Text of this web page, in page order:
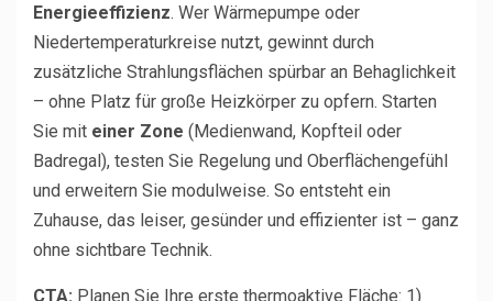
Energieeffizienz. Wer Wärmepumpe oder
Niedertemperaturkreise nutzt, gewinnt durch
zusätzliche Strahlungsflächen spürbar an Behaglichkeit
– ohne Platz für große Heizkörper zu opfern. Starten
Sie mit einer Zone (Medienwand, Kopfteil oder
Badregal), testen Sie Regelung und Oberflächengefühl
und erweitern Sie modulweise. So entsteht ein
Zuhause, das leiser, gesünder und effizienter ist – ganz
ohne sichtbare Technik.
CTA: Planen Sie Ihre erste thermoaktive Fläche: 1)